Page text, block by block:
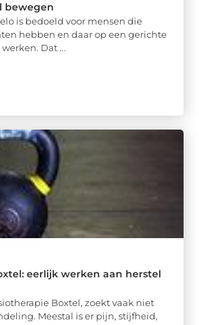
bewegen
is bedoeld voor mensen die
hebben en daar op een gerichte
Dat ...
eerlijk werken aan herstel
Boxtel, zoekt vaak niet
Meestal is er pijn, stijfheid,